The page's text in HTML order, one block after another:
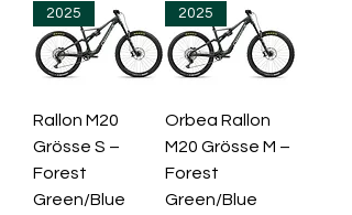
2025
Rallon M20
Grösse S –
Forest
Green/Blue
2025
Orbea Rallon
M20 Grösse M –
Forest
Green/Blue